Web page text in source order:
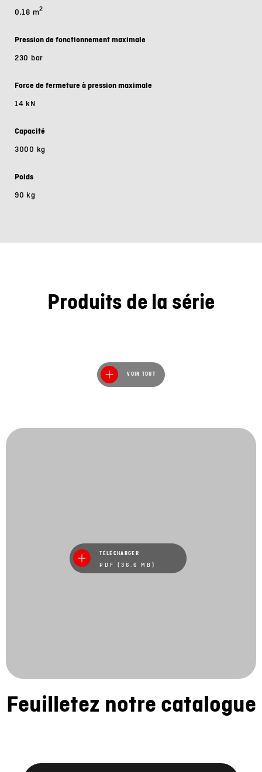
0,18 m2
Pression de fonctionnement maximale
230 bar
Force de fermeture à pression maximale
14 kN
Capacité
3000 kg
Poids
90 kg
Produits de la série
VOIR TOUT
TÉLÉCHARGER
PDF (36.6 MB)
Feuilletez notre catalogue